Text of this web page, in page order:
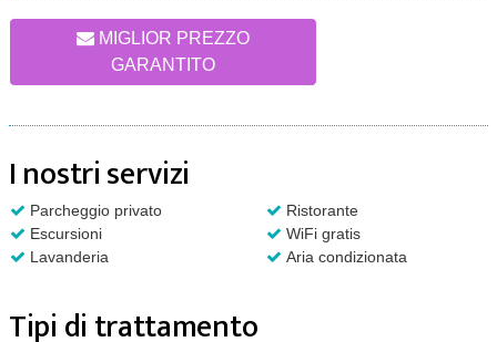
MIGLIOR PREZZO
GARANTITO
I nostri servizi
Parcheggio privato
Ristorante
Escursioni
WiFi gratis
Lavanderia
Aria condizionata
Tipi di trattamento